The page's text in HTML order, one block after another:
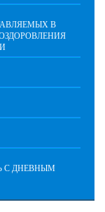
В
С ДНЕВНЫМ